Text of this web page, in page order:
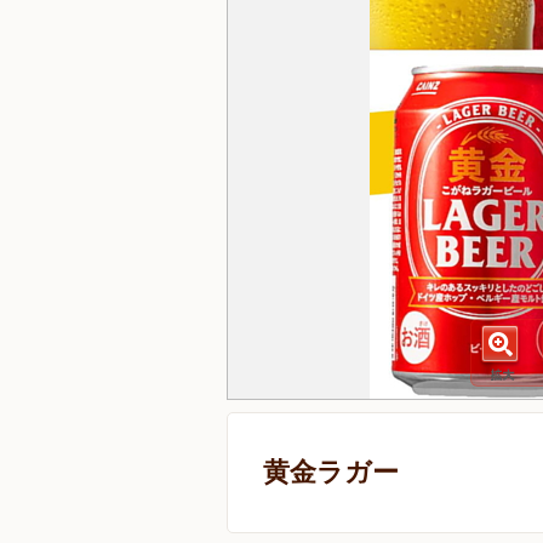
黄金ラガー